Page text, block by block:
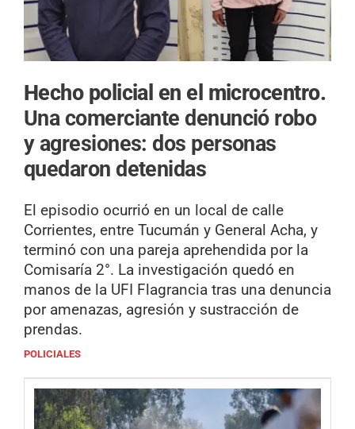
Hecho policial en el microcentro.
Una comerciante denunció robo
y agresiones: dos personas
quedaron detenidas
El episodio ocurrió en un local de calle
Corrientes, entre Tucumán y General Acha, y
terminó con una pareja aprehendida por la
Comisaría 2°. La investigación quedó en
manos de la UFI Flagrancia tras una denuncia
por amenazas, agresión y sustracción de
prendas.
POLICIALES